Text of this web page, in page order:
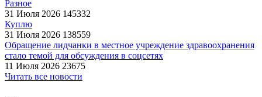
Разное
31 Июля 2026 145332
Куплю
31 Июля 2026 138559
Обращение лидчанки в местное учреждение здравоохранения
стало темой для обсуждения в соцсетях
11 Июля 2026 23675
Читать все новости